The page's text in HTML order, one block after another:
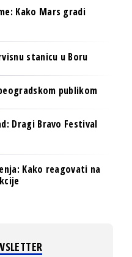
Kako Mars gradi
stanicu u Boru
publikom
Dragi Bravo Festival
Kako reagovati na